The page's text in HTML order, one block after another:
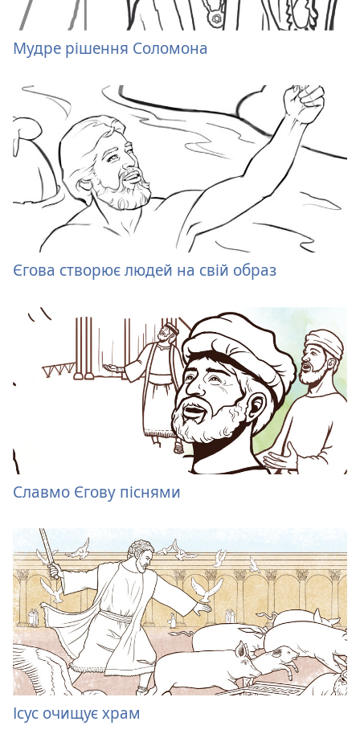
Мудре рішення Соломона
Єгова створює людей на свій образ
Славмо Єгову піснями
Ісус очищує храм